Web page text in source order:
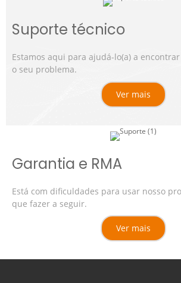
Suporte técnico
Estamos aqui para ajudá-lo(a) a
o seu problema.
Ver mais
Garantia e RMA
Está com dificuldades para usar nosso
que fazer a seguir.
Ver mais